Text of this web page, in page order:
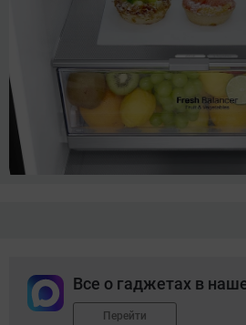
Все о гаджетах в
Перейти